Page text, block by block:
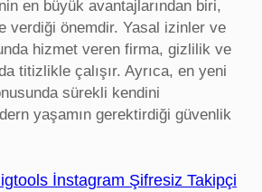
en büyük avantajlarından biri,
verdiği önemdir. Yasal izinler ve
hizmet veren firma, gizlilik ve
titizlikle çalışır. Ayrıca, en yeni
sürekli kendini
yaşamın gerektirdiği güvenlik
İnstagram Şifresiz Takipçi